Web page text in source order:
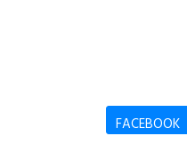
FACEBOOK